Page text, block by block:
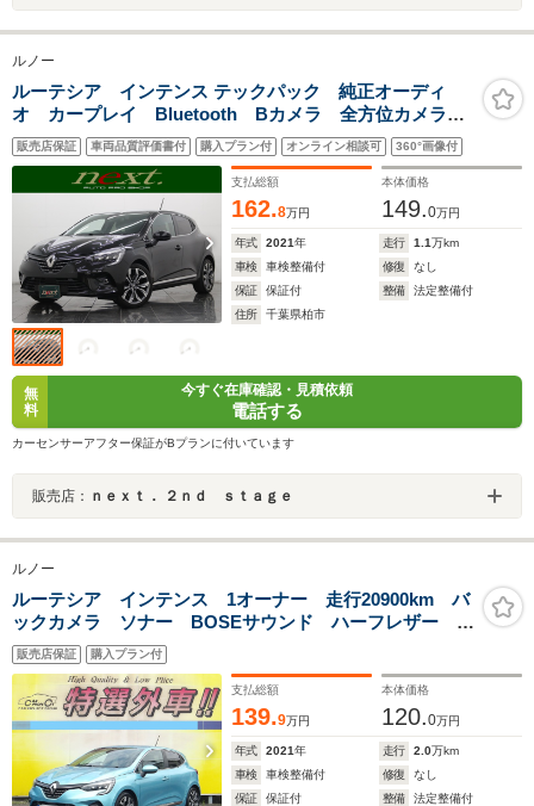
ルノー
ルーテシア インテンス テックパック 純正オーディ
オ カープレイ Bluetooth Bカメラ 全方位カメラ
USB入力 ETC BOSEスピーカー ACC Cセンサ
ー パドルシフト BSM レーンアシスト 衝突被害軽
減システム 純正AW
販売店保証 車両品質評価書付 購入プラン付 オンライン相談可 360°画像付
支払総額
162.8万円
本体価格
149.0万円
年式 2021年 走行 1.1万km
車検
車検整備付 修復
なし
保証
保証付 整備
法定整備付
住所
千葉県柏市
無
料
今すぐ在庫確認・見積依頼
電話する
カーセンサーアフター保証がBプランに付いています
販売店： ｎｅｘｔ． ２ｎｄ ｓｔａｇｅ
ルノー
ルーテシア インテンス 1オーナー 走行20900km バ
ックカメラ ソナー BOSEサウンド ハーフレザー ハ
ンドルヒーター スマートキー LED ETC ACC デ
ィスプレイオーディオ AUX USB Bluetooth 衝突軽
減
販売店保証 購入プラン付
支払総額
139.9万円
本体価格
120.0万円
年式 2021年 走行 2.0万km
車検
車検整備付 修復
なし
保証
保証付 整備
法定整備付